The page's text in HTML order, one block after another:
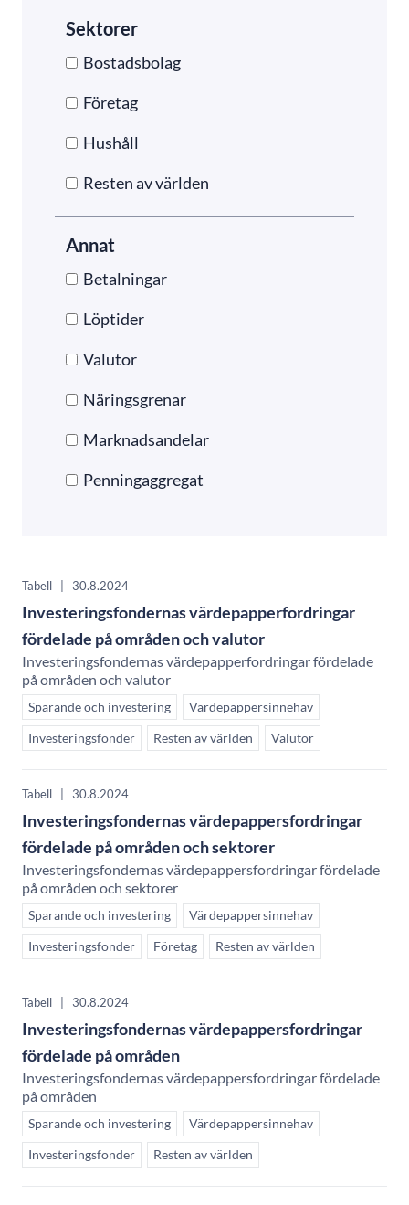
Sektorer
Bostadsbolag
Företag
Hushåll
Resten av världen
Annat
Betalningar
Löptider
Valutor
Näringsgrenar
Marknadsandelar
Penningaggregat
Tabell 30.8.2024
Investeringsfondernas värdepapperfordringar
fördelade på områden och valutor
Investeringsfondernas värdepapperfordringar fördelade
på områden och valutor
Sparande och investering
Värdepappersinnehav
Investeringsfonder
Resten av världen Valutor
Tabell 30.8.2024
Investeringsfondernas värdepappersfordringar
fördelade på områden och sektorer
Investeringsfondernas värdepappersfordringar fördelade
på områden och sektorer
Sparande och investering
Värdepappersinnehav
Investeringsfonder
Företag Resten av världen
Tabell 30.8.2024
Investeringsfondernas värdepappersfordringar
fördelade på områden
Investeringsfondernas värdepappersfordringar fördelade
på områden
Sparande och investering
Värdepappersinnehav
Investeringsfonder
Resten av världen